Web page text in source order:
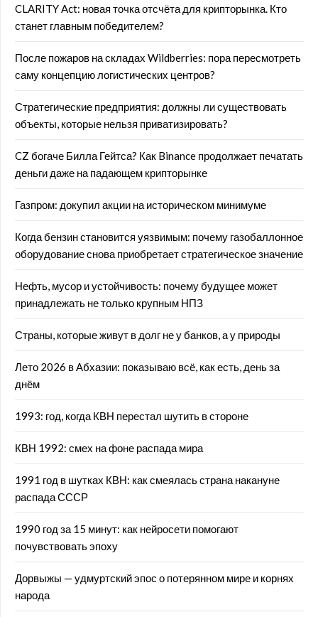
CLARITY Act: новая точка отсчёта для крипторынка. Кто
станет главным победителем?
После пожаров на складах Wildberries: пора пересмотреть
саму концепцию логистических центров?
Стратегические предприятия: должны ли существовать
объекты, которые нельзя приватизировать?
CZ богаче Билла Гейтса? Как Binance продолжает печатать
деньги даже на падающем крипторынке
Газпром: докупил акции на историческом минимуме
Когда бензин становится уязвимым: почему газобаллонное
оборудование снова приобретает стратегическое значение
Нефть, мусор и устойчивость: почему будущее может
принадлежать не только крупным НПЗ
Страны, которые живут в долг не у банков, а у природы
Лето 2026 в Абхазии: показываю всё, как есть, день за
днём
1993: год, когда КВН перестал шутить в стороне
КВН 1992: смех на фоне распада мира
1991 год в шутках КВН: как смеялась страна накануне
распада СССР
1990 год за 15 минут: как нейросети помогают
почувствовать эпоху
Дорвыжы — удмуртский эпос о потерянном мире и корнях
народа